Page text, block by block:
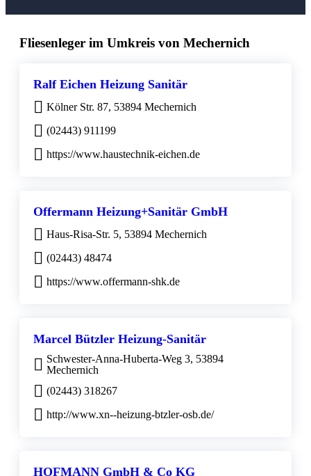
Fliesenleger im Umkreis von Mechernich
Ralf Eichen Heizung Sanitär
Kölner Str. 87, 53894 Mechernich
(02443) 911199
https://www.haustechnik-eichen.de
Offermann Heizung+Sanitär GmbH
Haus-Risa-Str. 5, 53894 Mechernich
(02443) 48474
https://www.offermann-shk.de
Marcel Bützler Heizung-Sanitär
Schwester-Anna-Huberta-Weg 3, 53894
Mechernich
(02443) 318267
http://www.xn--heizung-btzler-osb.de/
HOFMANN GmbH & Co KG